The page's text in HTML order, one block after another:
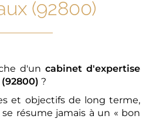
(92800)
d'un cabinet d'expertise
?
et objectifs de long terme,
résume jamais à un « bon